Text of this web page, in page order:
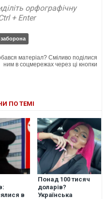
орфографічну
+ Enter
заборона
матеріал? Сміливо поділися
ним в соцмережах через ці кнопки
ПО ТЕМІ
в
Понад 100 тисяч
доларів?
Українська